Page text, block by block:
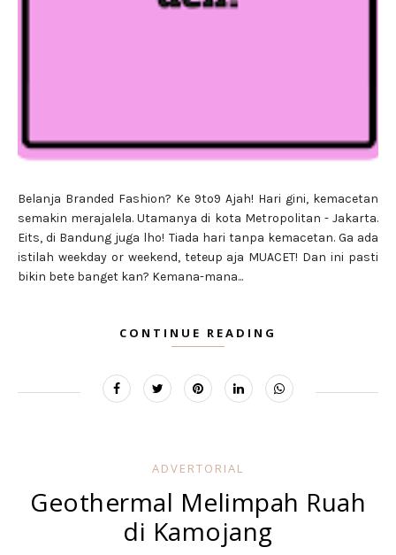
Belanja Branded Fashion? Ke 9to9 Ajah! Hari gini, kemacetan
semakin merajalela. Utamanya di kota Metropolitan - Jakarta.
Eits, di Bandung juga lho! Tiada hari tanpa kemacetan. Ga ada
istilah weekday or weekend, teteup aja MUACET! Dan ini pasti
bikin bete banget kan? Kemana-mana...
CONTINUE READING
ADVERTORIAL
Geothermal Melimpah Ruah
di Kamojang